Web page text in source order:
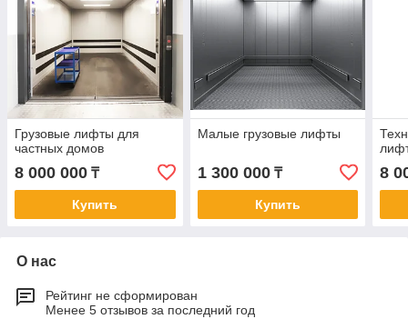
Грузовые лифты для
частных домов
8 000 000 ₸
Купить
Малые грузовые лифты
1 300 000₸
Купить
8
О нас
Рейтинг не сформирован
Менее 5 отзывов за последний год